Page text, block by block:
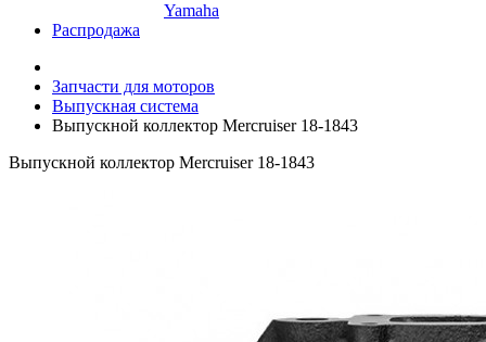
Yamaha
Распродажа
Запчасти для моторов
Выпускная система
Выпускной коллектор Mercruiser 18-1843
Выпускной коллектор Mercruiser 18-1843